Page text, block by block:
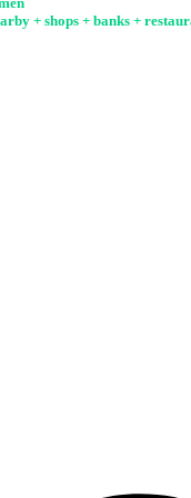
+ shops + banks+